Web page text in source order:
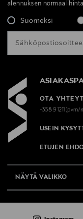
alennuksen
Suomeksi
OTA
+358 9 1211(pvm/
USEIN
ETUJEN
NÄYTÄ VALIKKO